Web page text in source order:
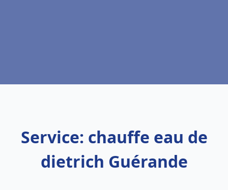
Service: chauffe eau de
dietrich Guérande